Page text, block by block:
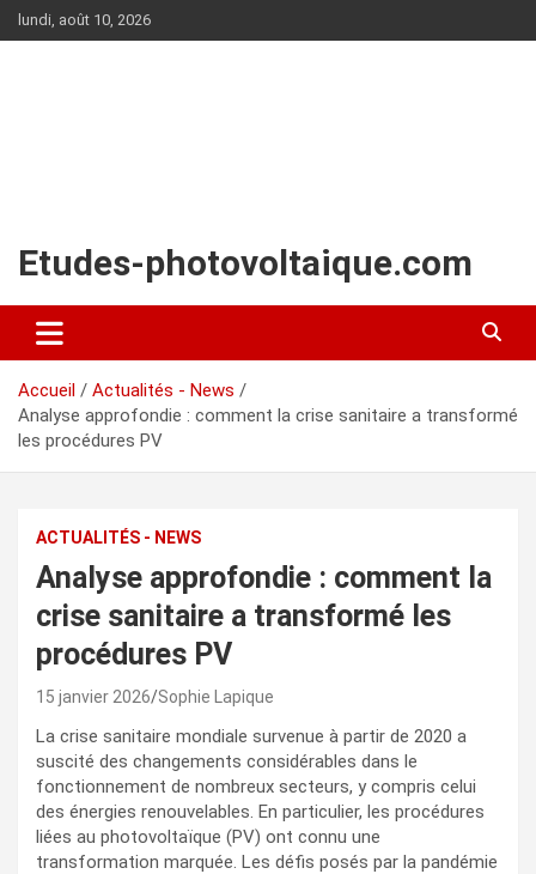
Aller
au
lundi, août 10, 2026
Etudes-photovoltaique.com
Accueil
Actualités - News
Analyse approfondie : comment la crise sanitaire a transformé
les procédures PV
ACTUALITÉS - NEWS
Analyse approfondie : comment la
crise sanitaire a transformé les
procédures PV
15 janvier 2026 Sophie Lapique
La crise sanitaire mondiale survenue à partir de 2020 a
suscité des changements considérables dans le
fonctionnement de nombreux secteurs, y compris celui
des énergies renouvelables. En particulier, les procédures
liées au photovoltaïque (PV) ont connu une
transformation marquée. Les défis posés par la pandémie